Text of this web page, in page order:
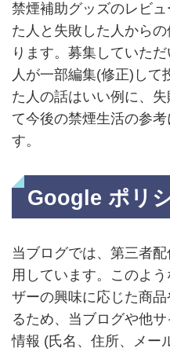
禁煙補助グッズのレビ
た人と失敗した人から
ります。募集していた
人が一部編集(修正)して
た人の話はいい例に、
て今後の禁煙生活の参
す。
Google ポリ
当ブログでは、第三者
用しています。このよ
ザーの興味に応じた商
るため、当ブログや他
情報 (氏名、住所、メー